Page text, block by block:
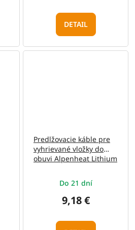
DETAIL
Predlžovacie káble pre
vyhrievané vložky do
obuvi Alpenheat Lithium
Do 21 dní
9,18 €